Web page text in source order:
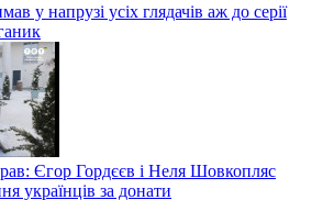
у напрузі усіх глядачів аж до серії
Єгор Гордєєв і Неля Шовкопляс
українців за донати